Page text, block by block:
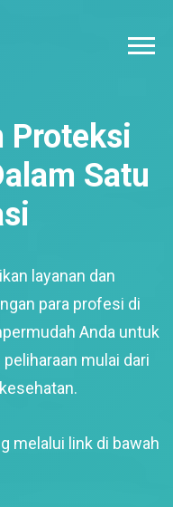
Proteksi
Satu
layanan dan
para profesi di
Anda untuk
mulai dari
melalui link di bawah